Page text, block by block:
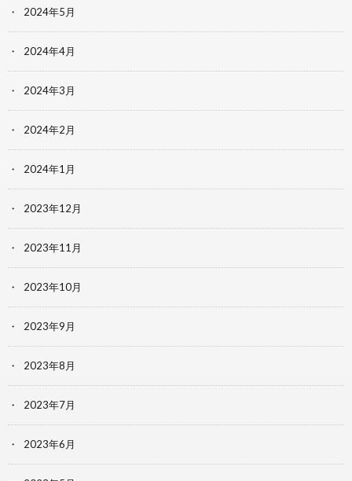
2024年5月
2024年4月
2024年3月
2024年2月
2024年1月
2023年12月
2023年11月
2023年10月
2023年9月
2023年8月
2023年7月
2023年6月